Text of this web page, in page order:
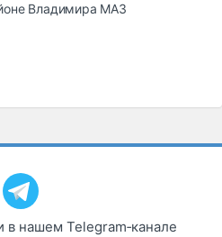
Владимира МАЗ
в нашем Telegram‑канале